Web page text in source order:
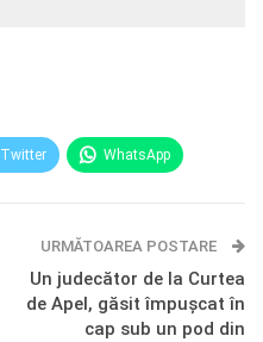
Twitter WhatsApp
URMĂTOAREA POSTARE
Un judecător de la Curtea
de Apel, găsit împușcat în
cap sub un pod din